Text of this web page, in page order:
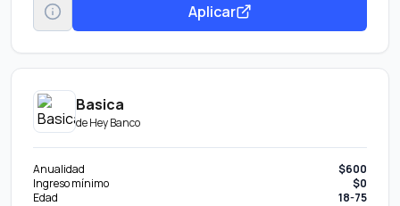
Aplicar
Basica
deHey Banco
Anualidad
$600
Ingreso mínimo
$0
Edad
18-75